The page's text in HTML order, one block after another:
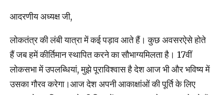
आदरणीय अध्यक्ष जी,
लोकतंत्र की लंबी यात्रा में कई पड़ाव आते हैं। कुछ अवसरऐसे होते
हैं जब हमें कीर्तिमान स्‍थापित करने का सौभाग्‍यमिलता है। 17वीं
लोकसभा में उपलब्‍धियां, मुझे पूराविश्‍वास है देश आज भी और भविष्‍य में
उसका गौरव करेगा।आज देश अपनी आकाक्षांओं की पूर्ति के लिए